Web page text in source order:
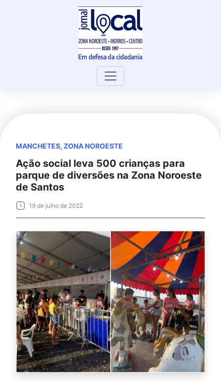
MANCHETES, ZONA NOROESTE
Ação social leva 500 crianças para
parque de diversões na Zona Noroeste
de Santos
19 de julho de 2022